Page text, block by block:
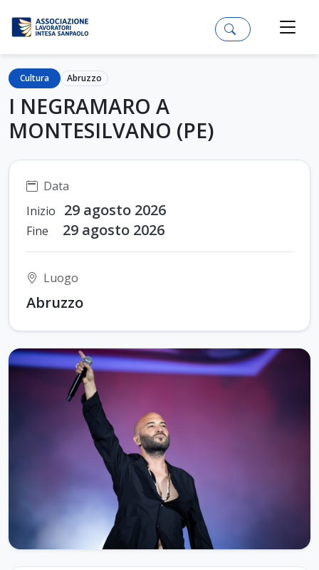
Cultura Abruzzo
I NEGRAMARO A
MONTESILVANO (PE)
Data
Inizio
29 agosto 2026
Fine 29 agosto 2026
Luogo
Abruzzo